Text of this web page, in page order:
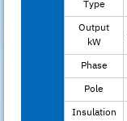
Type
Output
kW
Phase
Pole
Insulation